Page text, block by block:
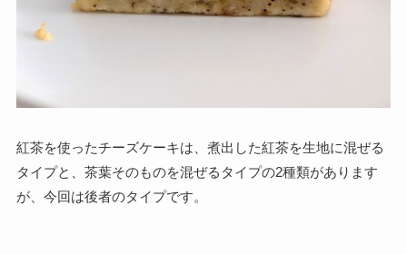
紅茶を使ったチーズケーキは、煮出した紅茶を生地に混ぜる
タイプと、茶葉そのものを混ぜるタイプの2種類があります
が、今回は後者のタイプです。